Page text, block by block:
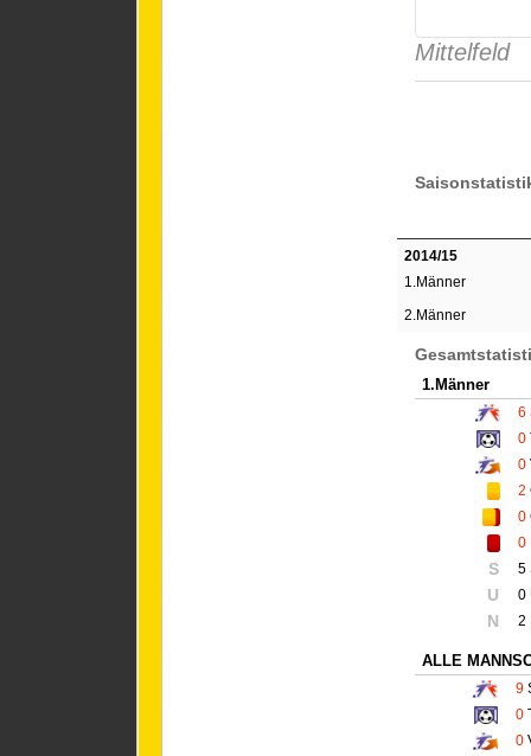
Mittelfeld
2014/15
1.Männer
2.Männer
1.Männer
6
0
0
2
0
0
S 5
U 0
N 2
ALLE
9
0
0